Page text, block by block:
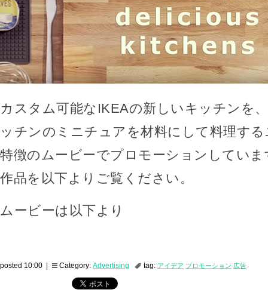
カスタム可能なIKEAの新しいキッチンを
ッチンのミニチュアを材料にして料理す
特徴のムービーでプロモーションしてい
作品を以下よりご覧ください。
ムービーは以下より
posted 10:00 | Category: Advertising tag: アイデア プロモーション 広告